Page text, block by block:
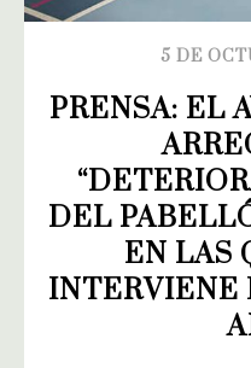
5 DE
PRENSA: EL
DEL
EN LAS
INTERVIENE